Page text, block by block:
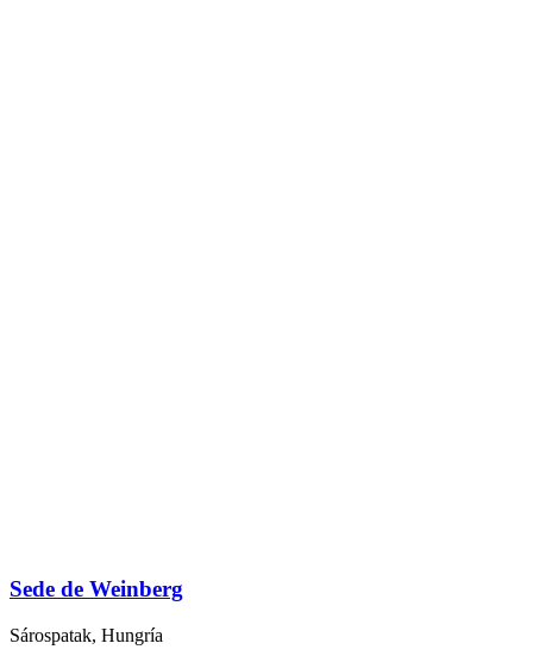
Sede de Weinberg
Sárospatak, Hungría